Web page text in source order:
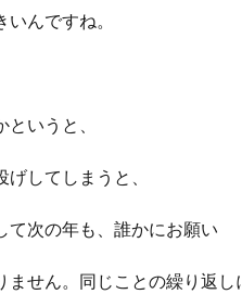
んですね。
いうと、
してしまうと、
て次の年も、誰かにお願い
ません。同じことの繰り返し